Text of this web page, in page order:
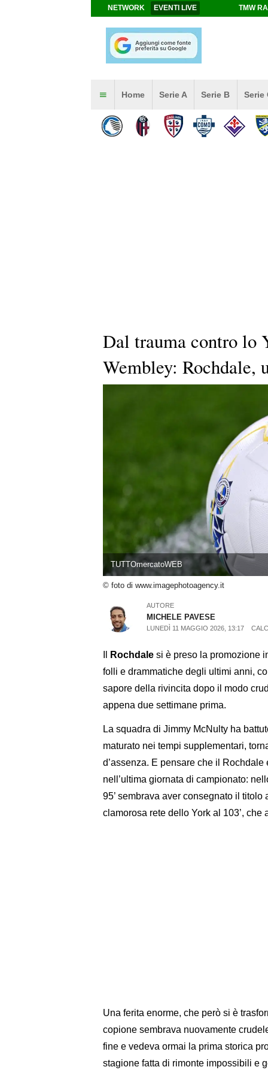
NETWORK EVENTI LIVE TMW
Home Serie A Serie B Serie
Dal trauma contro lo
Wembley: Rochdale,
TUTTOmercatoWEB
© foto di www.imagephotoagency.it
AUTORE
MICHELE PAVESE
LUNEDÌ 11 MAGGIO 2026, 13:17
Rochdale si è preso la promozione
folli e drammatiche degli ultimi anni,
sapore della rivincita dopo il modo
appena due settimane prima.
La squadra di Jimmy McNulty ha
maturato nei tempi supplementari,
d’assenza. E pensare che il
nell’ultima giornata di campionato:
95’ sembrava aver consegnato il
clamorosa rete dello York al 103’,
Una ferita enorme, che però si è
copione sembrava nuovamente
fine e vedeva ormai la prima storica
stagione fatta di rimonte impossibili e